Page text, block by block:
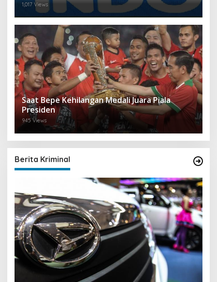
1,017 Views
Saat Bepe Kehilangan Medali Juara Piala
Presiden
945 Views
Berita Kriminal